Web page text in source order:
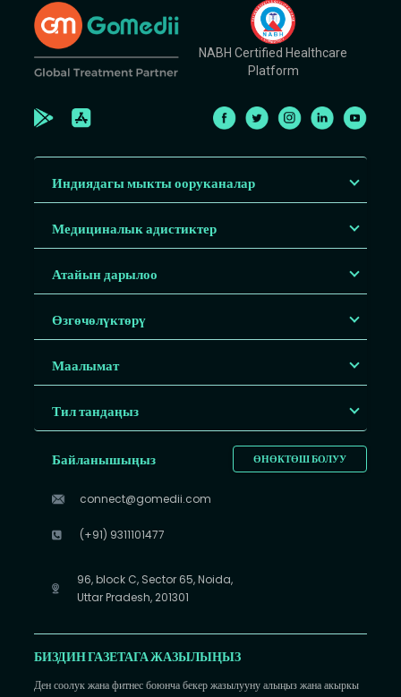
NABH Certified Healthcare
Platform
Индиядагы мыкты ооруканалар
Медициналык адистиктер
Атайын дарылоо
Өзгөчөлүктөрү
Маалымат
Тил тандаңыз
ӨНӨКТӨШ БОЛУУ
Байланышыңыз
connect@gomedii.com
(+91) 9311101477
96, block C, Sector 65, Noida,
Uttar Pradesh, 201301
БИЗДИН ГАЗЕТАГА ЖАЗЫЛЫҢЫЗ
Ден соолук жана фитнес боюнча бекер жазылууну алыңыз жана акыркы